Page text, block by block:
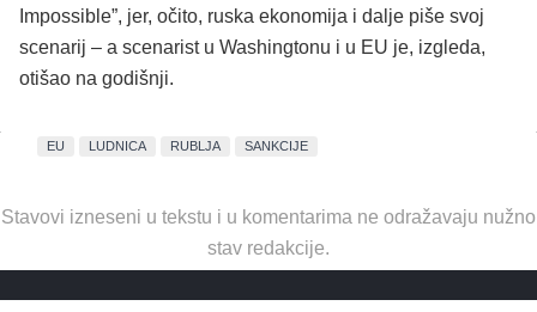
Impossible”, jer, očito, ruska ekonomija i dalje piše svoj
scenarij – a scenarist u Washingtonu i u EU je, izgleda,
otišao na godišnji.
EU LUDNICA RUBLJA SANKCIJE
Stavovi izneseni u tekstu i u komentarima ne odražavaju nužno
stav redakcije.